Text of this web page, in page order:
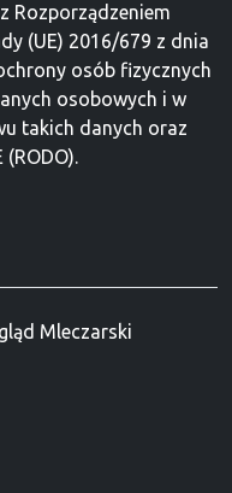
Rozporządzeniem
(UE) 2016/679 z dnia
osób fizycznych
osobowych i w
takich danych oraz
Mleczarski